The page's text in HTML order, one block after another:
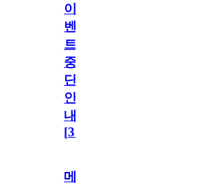
이
벤
트
중
단
안
내
[31
메